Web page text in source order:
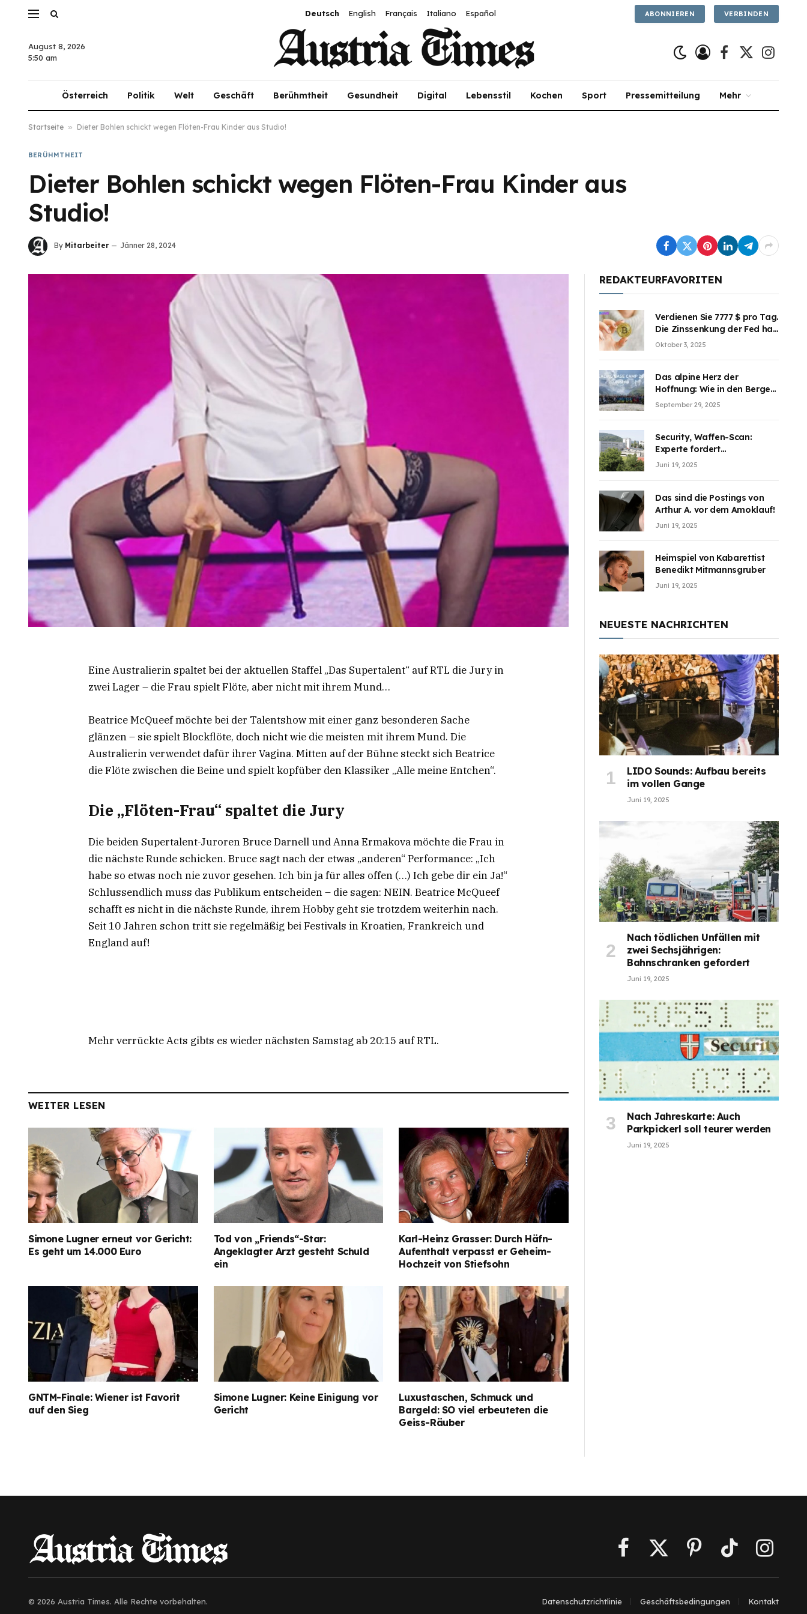
Deutsch English Français Italiano Español ABONNIEREN VERBINDEN
August 8, 2026
5:50 am
Facebook
X
Österreich Politik Welt Geschäft Berühmtheit Gesundheit Digital Lebensstil Kochen Sport Pressemitteilung Mehr
Startseite » Dieter Bohlen schickt wegen Flöten-Frau Kinder aus Studio!
BERÜHMTHEIT
Dieter Bohlen schickt wegen Flöten-Frau Kinder aus
Studio!
By Mitarbeiter Jänner 28, 2024
Eine Australierin spaltet bei der aktuellen Staffel „Das Supertalent“ auf RTL die Jury in
zwei Lager – die Frau spielt Flöte, aber nicht mit ihrem Mund…
Beatrice McQueef möchte bei der Talentshow mit einer ganz besonderen Sache
glänzen – sie spielt Blockflöte, doch nicht wie die meisten mit ihrem Mund. Die
Australierin verwendet dafür ihrer Vagina. Mitten auf der Bühne steckt sich Beatrice
die Flöte zwischen die Beine und spielt kopfüber den Klassiker „Alle meine Entchen“.
Die „Flöten-Frau“ spaltet die Jury
Die beiden Supertalent-Juroren Bruce Darnell und Anna Ermakova möchte die Frau in
die nächste Runde schicken. Bruce sagt nach der etwas „anderen“ Performance: „Ich
habe so etwas noch nie zuvor gesehen. Ich bin ja für alles offen (…) Ich gebe dir ein Ja!“
Schlussendlich muss das Publikum entscheiden – die sagen: NEIN. Beatrice McQueef
schafft es nicht in die nächste Runde, ihrem Hobby geht sie trotzdem weiterhin nach.
Seit 10 Jahren schon tritt sie regelmäßig bei Festivals in Kroatien, Frankreich und
England auf!
Mehr verrückte Acts gibts es wieder nächsten Samstag ab 20:15 auf RTL.
WEITER LESEN
Simone Lugner erneut vor Gericht:
Es geht um 14.000 Euro
Tod von „Friends“-Star:
Angeklagter Arzt gesteht Schuld
ein
Karl-Heinz Grasser: Durch Häfn-
Aufenthalt verpasst er Geheim-
Hochzeit von Stiefsohn
GNTM-Finale: Wiener ist Favorit
auf den Sieg
Simone Lugner: Keine Einigung vor
Gericht
Luxustaschen, Schmuck und
Bargeld: SO viel erbeuteten die
Geiss-Räuber
REDAKTEURFAVORITEN
Verdienen Sie 7777 $ pro Tag.
Die Zinssenkung der Fed hat
die Aufmerksamkeit des
teilzuhaben
Oktober 3, 2025
Das alpine Herz der
Hoffnung: Wie in den Bergen
Österreichs die unsichtbaren
September 29, 2025
Security, Waffen-Scan:
Experte fordert
Sicherheitsdiskussion an
Juni 19, 2025
Das sind die Postings von
Arthur A. vor dem Amoklauf!
Juni 19, 2025
Heimspiel von Kabarettist
Benedikt Mitmannsgruber
Juni 19, 2025
NEUESTE NACHRICHTEN
LIDO Sounds: Aufbau bereits
im vollen Gange
Juni 19, 2025
Nach tödlichen Unfällen mit
zwei Sechsjährigen:
Bahnschranken gefordert
Juni 19, 2025
Nach Jahreskarte: Auch
Parkpickerl soll teurer werden
Juni 19, 2025
Facebook
X
PinterestTikTok Instagram
© 2026 Austria Times. Alle Rechte vorbehalten. Datenschutzrichtlinie Geschäftsbedingungen Kontakt